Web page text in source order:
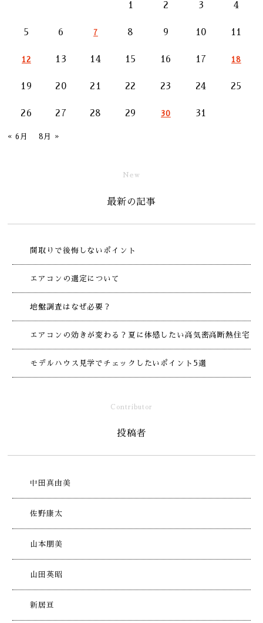
1 2 3 4
5 6 7 8 9 10 11
12 13 14 15 16 17 18
19 20 21 22 23 24 25
26 27 28 29 30 31
« 6月 8月 »
New
最新の記事
間取りで後悔しないポイント
エアコンの選定について
地盤調査はなぜ必要？
エアコンの効きが変わる？夏に体感したい高気密高断熱住宅
モデルハウス見学でチェックしたいポイント5選
Contributor
投稿者
中田真由美
佐野康太
山本朋美
山田英昭
新居亘